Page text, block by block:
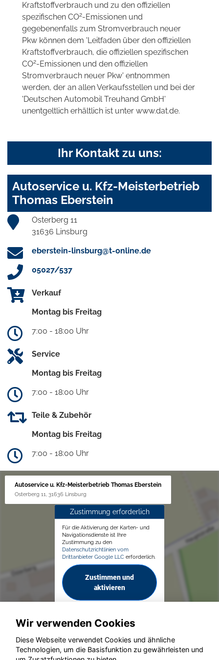
Kraftstoffverbrauch und zu den offiziellen
spezifischen CO2-Emissionen und
gegebenenfalls zum Stromverbrauch neuer
Pkw können dem 'Leitfaden über den offiziellen
Kraftstoffverbrauch, die offiziellen spezifischen
CO2-Emissionen und den offiziellen
Stromverbrauch neuer Pkw' entnommen
werden, der an allen Verkaufsstellen und bei der
'Deutschen Automobil Treuhand GmbH'
unentgeltlich erhältlich ist unter www.dat.de.
Ihr Kontakt zu uns:
Autoservice u. Kfz-Meisterbetrieb
Thomas Eberstein
Osterberg 11
31636 Linsburg
eberstein-linsburg@t-online.de
05027/537
Verkauf
Montag bis Freitag
7:00 - 18:00 Uhr
Service
Montag bis Freitag
7:00 - 18:00 Uhr
Teile & Zubehör
Montag bis Freitag
7:00 - 18:00 Uhr
Autoservice u. Kfz-Meisterbetrieb Thomas Eberstein
Osterberg 11, 31636 Linsburg
Zustimmung erforderlich
Für die Aktivierung der Karten- und
Navigationsdienste ist Ihre
Zustimmung zu den
Datenschutzrichtlinien vom
Drittanbieter Google LLC erforderlich.
Zustimmen und
aktivieren
Wir verwenden Cookies
Diese Webseite verwendet Cookies und ähnliche
Technologien, um die Basisfunktion zu gewährleisten und